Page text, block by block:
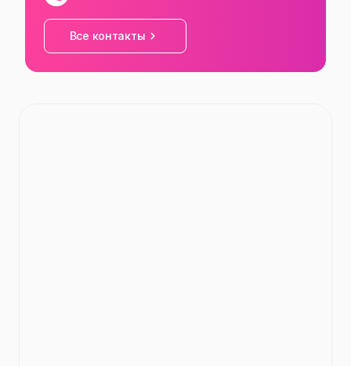
Все контакты